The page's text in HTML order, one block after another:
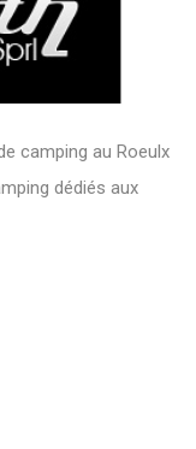
camping au Roeulx
dédiés aux